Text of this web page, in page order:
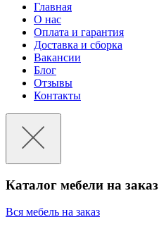
Главная
О нас
Оплата и гарантия
Доставка и сборка
Вакансии
Блог
Отзывы
Контакты
Каталог мебели на заказ
Вся мебель на заказ